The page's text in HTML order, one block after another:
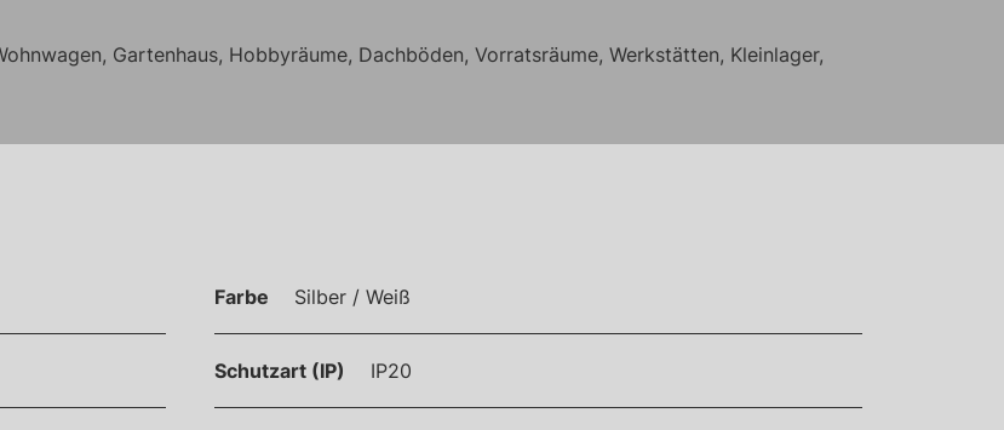
Gartenhaus, Hobbyräume, Dachböden, Vorratsräume, Werkstätten, Kleinlager,
Farbe Silber / Weiß
Schutzart (IP) IP20